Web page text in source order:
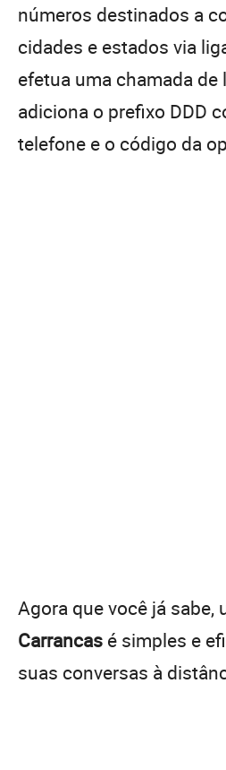
números destinados a
cidades e estados via
efetua uma chamada
adiciona o prefixo DDD
telefone e o código da
Agora que você já sabe,
Carrancas é simples e
suas conversas à